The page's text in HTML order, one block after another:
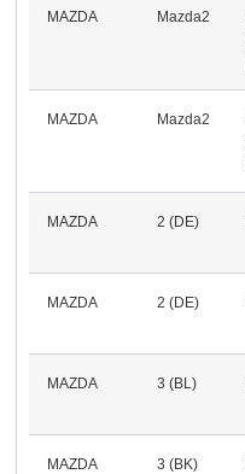
MAZDA Mazda2
MAZDA Mazda2
MAZDA 2 (DE)
MAZDA 2 (DE)
MAZDA 3 (BL)
MAZDA 3 (BK)